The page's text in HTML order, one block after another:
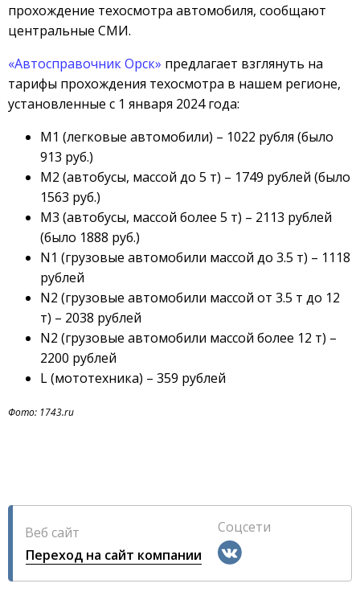
прохождение техосмотра автомобиля, сообщают
центральные СМИ.
«Автосправочник Орск» предлагает взглянуть на
тарифы прохождения техосмотра в нашем регионе,
установленные с 1 января 2024 года:
М1 (легковые автомобили) – 1022 рубля (было
913 руб.)
М2 (автобусы, массой до 5 т) – 1749 рублей (было
1563 руб.)
М3 (автобусы, массой более 5 т) – 2113 рублей
(было 1888 руб.)
N1 (грузовые автомобили массой до 3.5 т) – 1118
рублей
N2 (грузовые автомобили массой от 3.5 т до 12
т) – 2038 рублей
N2 (грузовые автомобили массой более 12 т) –
2200 рублей
L (мототехника) – 359 рублей
Фото: 1743.ru
Веб сайт
Переход на сайт компании
Соцсети